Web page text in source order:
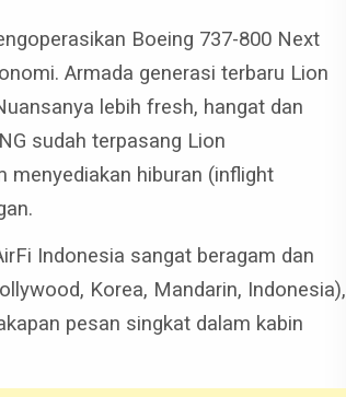
Boeing 737-800 Next
Armada generasi terbaru Lion
lebih fresh, hangat dan
sudah terpasang Lion
menyediakan hiburan (inflight
Indonesia sangat beragam dan
Korea, Mandarin, Indonesia),
pesan singkat dalam kabin